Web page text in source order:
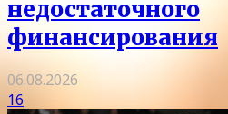
недостаточного
финансирования
06.08.2026
16